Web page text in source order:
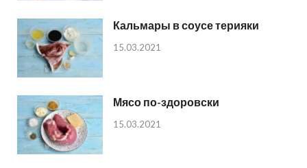
Кальмары в соусе терияки
15.03.2021
Мясо по-здоровски
15.03.2021